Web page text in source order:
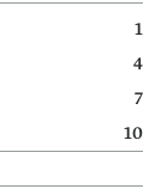
دفاتر
1
4
7
10